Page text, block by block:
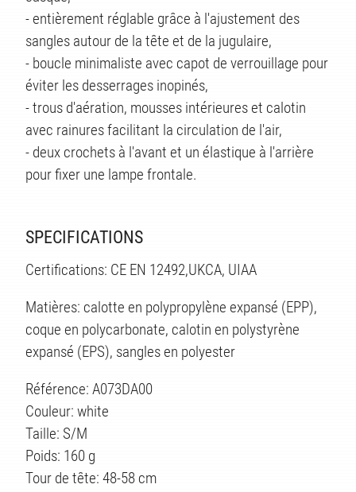
- entièrement réglable grâce à l'ajustement des
sangles autour de la tête et de la jugulaire,
- boucle minimaliste avec capot de verrouillage pour
éviter les desserrages inopinés,
- trous d'aération, mousses intérieures et calotin
avec rainures facilitant la circulation de l'air,
- deux crochets à l'avant et un élastique à l'arrière
pour fixer une lampe frontale.
SPECIFICATIONS
Certifications: CE EN 12492,UKCA, UIAA
Matières: calotte en polypropylène expansé (EPP),
coque en polycarbonate, calotin en polystyrène
expansé (EPS), sangles en polyester
Référence: A073DA00
Couleur: white
Taille: S/M
Poids: 160 g
Tour de tête: 48-58 cm